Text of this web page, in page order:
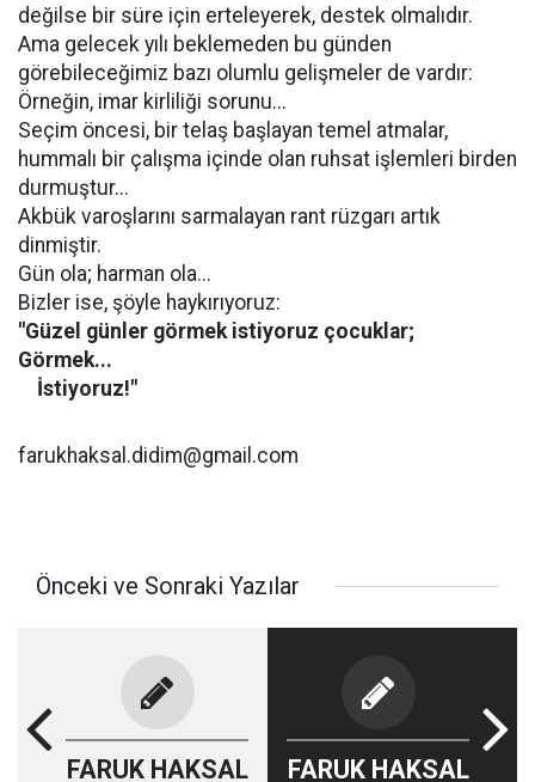
değilse bir süre için erteleyerek, destek olmalıdır.
Ama gelecek yılı beklemeden bu günden
görebileceğimiz bazı olumlu gelişmeler de vardır:
Örneğin, imar kirliliği sorunu...
Seçim öncesi, bir telaş başlayan temel atmalar,
hummalı bir çalışma içinde olan ruhsat işlemleri birden
durmuştur...
Akbük varoşlarını sarmalayan rant rüzgarı artık
dinmiştir.
Gün ola; harman ola...
Bizler ise, şöyle haykırıyoruz:
"Güzel günler görmek istiyoruz çocuklar;
Görmek...
İstiyoruz!"
farukhaksal.didim@gmail.com
Önceki ve Sonraki Yazılar
FARUK HAKSAL FARUK HAKSAL